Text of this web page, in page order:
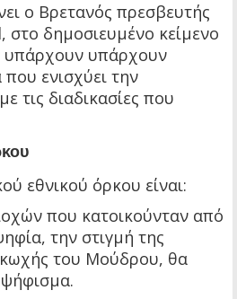
ο Βρετανός πρεσβευτής
δημοσιευμένο κείμενο
υπάρχουν υπάρχουν
ενισχύει την
τις διαδικασίες που
εθνικού όρκου είναι:
που κατοικούνταν από
την στιγμή της
του Μούδρου, θα